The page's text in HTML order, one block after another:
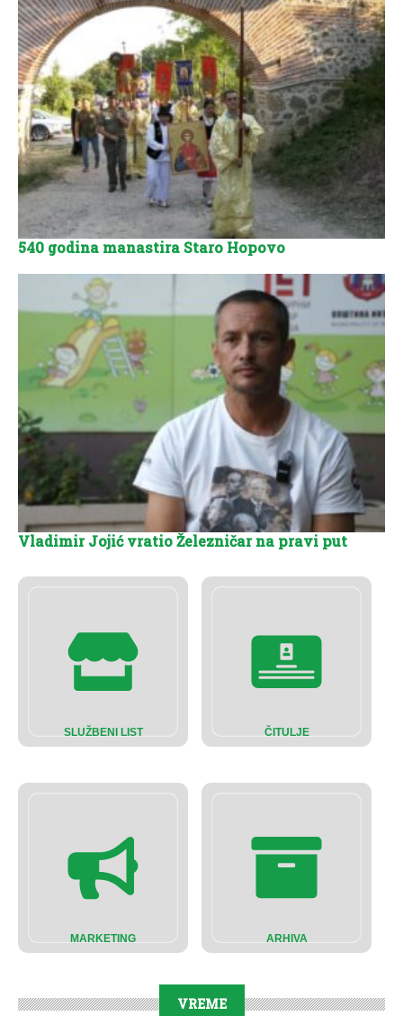
SLUŽBENI LIST ČITULJE
MARKETING ARHIVA
VREME
540 godina manastira Staro Hopovo
Vladimir Jojić vratio Železničar na pravi put